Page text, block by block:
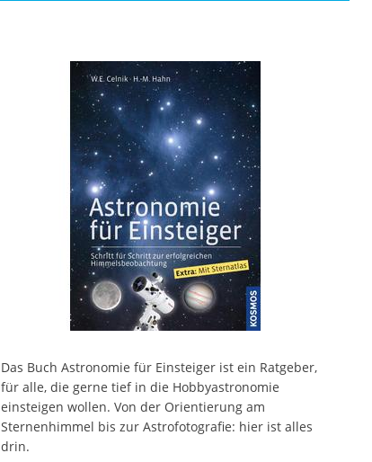
Das Buch Astronomie für Einsteiger ist ein Ratgeber,
für alle, die gerne tief in die Hobbyastronomie
einsteigen wollen. Von der Orientierung am
Sternenhimmel bis zur Astrofotografie: hier ist alles
drin.